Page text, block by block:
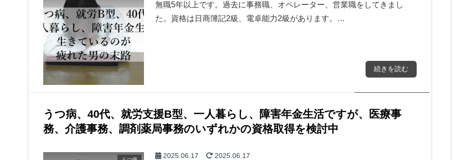
無職5年以上です。過去に事務職、オペレーター、営業職をしてきまし
た。資格は日商簿記2級、電卓能力2級があります。…
続きを読む
うつ病、40代、就労支援B型、一人暮らし、障害年金生活ですが、医療事
務、介護事務、調剤薬局事務のいずれかの資格取得を検討中
2025.06.17 2025.06.17